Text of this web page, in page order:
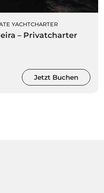
YACHTCHARTER
– Privatcharter
Jetzt Buchen